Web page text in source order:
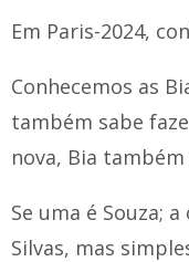
Em Paris-2024,
Conhecemos as
também sabe
nova, Bia também
Se uma é Souza;
Silvas, mas